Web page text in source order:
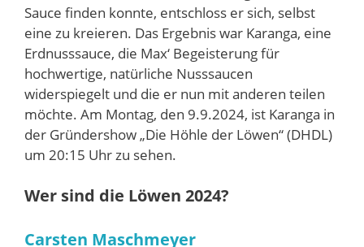
Sauce finden konnte, entschloss er sich, selbst
eine zu kreieren. Das Ergebnis war Karanga, eine
Erdnusssauce, die Max‘ Begeisterung für
hochwertige, natürliche Nusssaucen
widerspiegelt und die er nun mit anderen teilen
möchte. Am Montag, den 9.9.2024, ist Karanga in
der Gründershow „Die Höhle der Löwen“ (DHDL)
um 20:15 Uhr zu sehen.
Wer sind die Löwen 2024?
Carsten Maschmeyer